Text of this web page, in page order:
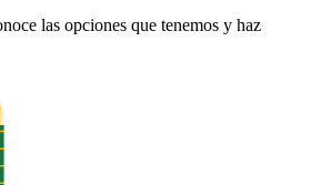
las opciones que tenemos y haz